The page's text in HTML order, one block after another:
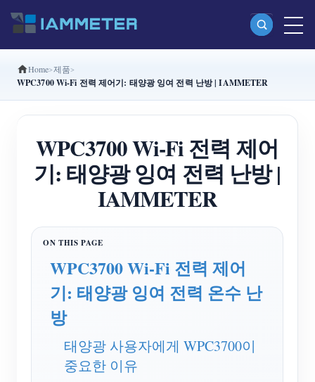
제품
삼상 Wi-Fi 에너지 계량기 (WEM3080T)
삼상 Wi-Fi 에너지 계량기 (WEM3046T)
WiFi 전력 컨트롤러
IAMMETER Cloud Pro
셀프 호스팅 서비스
IAMMETER 시뮬레이터
가상 계량기
Home 제품
WPC3700 Wi-Fi 전력 제어기: 태양광 잉여 전력 난방 | IAMMETER
WPC3700 Wi-Fi 전력 제어
기: 태양광 잉여 전력 난방 |
IAMMETER
WPC3700 Wi-Fi 전력 제어
기: 태양광 잉여 전력 온수 난
방
태양광 사용자에게 WPC3700이
중요한 이유